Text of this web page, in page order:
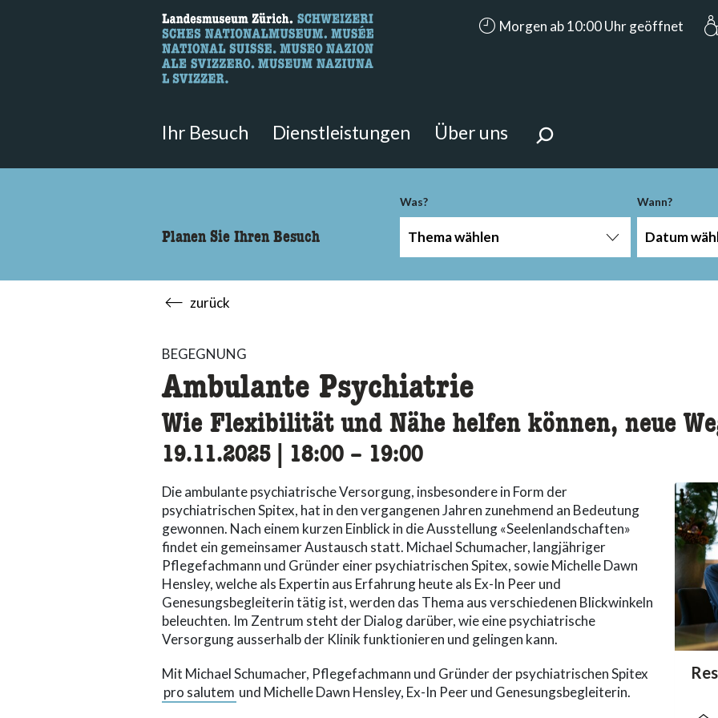
Hier können Sie nach Inhalten der Seite suchen.
accessibility.aria.opening_hours:
Morgen ab 10:00 Uhr geöffnet
Ihr Besuch Dienstleistungen Über uns
Planen Sie Ihren Besuch
Was?
Thema wählen
Wann?
Datum
zurück
BEGEGNUNG
Ambulante Psychiatrie
Wie Flexibilität und Nähe helfen können, neue
19.11.2025 18:00 accessibility.time_to
– 19:00
Die ambulante psychiatrische Versorgung, insbesondere in Form der
psychiatrischen Spitex, hat in den vergangenen Jahren zunehmend an Bedeutung
gewonnen. Nach einem kurzen Einblick in die Ausstellung «Seelenlandschaften»
findet ein gemeinsamer Austausch statt. Michael Schumacher, langjähriger
Pflegefachmann und Gründer einer psychiatrischen Spitex, sowie Michelle Dawn
Hensley, welche als Expertin aus Erfahrung heute als Ex-In Peer und
Genesungsbegleiterin tätig ist, werden das Thema aus verschiedenen Blickwinkeln
beleuchten. Im Zentrum steht der Dialog darüber, wie eine psychiatrische
Versorgung ausserhalb der Klinik funktionieren und gelingen kann.
Mit Michael Schumacher, Pflegefachmann und Gründer der psychiatrischen Spitex
pro salutem und Michelle Dawn Hensley, Ex-In Peer und Genesungsbegleiterin.